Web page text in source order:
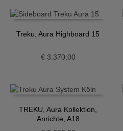
Treku, Aura Highboard 15
€3.370,00
TREKU, Aura Kollektion,
Anrichte, A18